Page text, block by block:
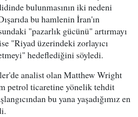
bulunmasının iki nedeni
bu hamlenin İran'ın
"pazarlık gücünü" artırmayı
"Riyad üzerindeki zorlayıcı
hedeflediğini söyledi.
analist olan Matthew Wright
petrol ticaretine yönelik tehdit
bu yana yaşadığımız en